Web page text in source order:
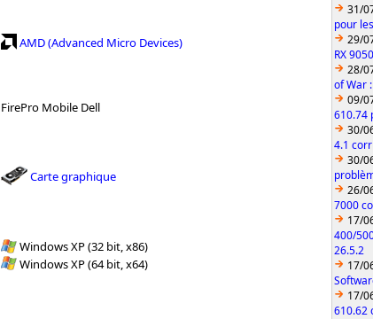
AMD (Advanced Micro Devices)
FirePro Mobile Dell
Carte graphique
Windows XP (32 bit, x86)
Windows XP (64 bit, x64)
31/
pour
29/
RX
28/
of War
09/
610.74
30/
4.1
30/
26/
7000
17/
400/
26.5.2
17/
17/
610.62